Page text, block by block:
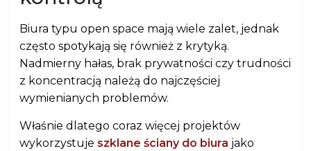
Biura typu open space mają wiele zalet, jednak
często spotykają się również z krytyką.
Nadmierny hałas, brak prywatności czy trudności
z koncentracją należą do najczęściej
wymienianych problemów.
Właśnie dlatego coraz więcej projektów
wykorzystuje szklane ściany do biura jako